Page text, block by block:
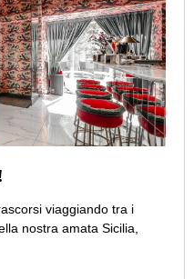
viaggiando tra i
nostra amata Sicilia,